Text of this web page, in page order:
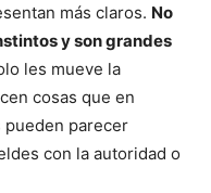
más claros. No
y son grandes
les mueve la
cosas que en
pueden parecer
con la autoridad o